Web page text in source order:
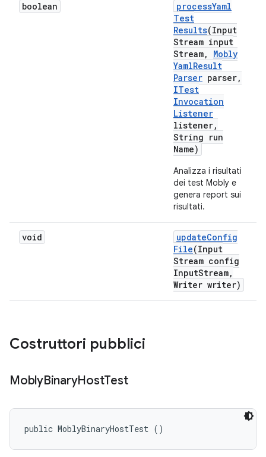
boolean processYaml
Test
Results(Input
Stream input
Stream,
Mobly
YamlResult
Parser parser,
ITest
Invocation
Listener
listener,
String run
Name)
Analizza i risultati
dei test Mobly e
genera report sui
risultati.
void updateConfig
File(Input
Stream config
InputStream,
Writer writer)
Costruttori pubblici
MoblyBinaryHostTest
public MoblyBinaryHostTest ()